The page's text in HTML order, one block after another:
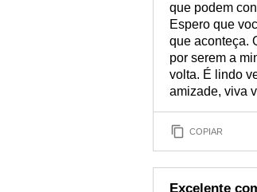
que podem
Espero que
que aconteça.
por serem a
volta. É lindo
amizade, viva
COPIAR
Excelente